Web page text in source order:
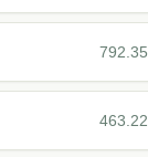
792.35
463.22